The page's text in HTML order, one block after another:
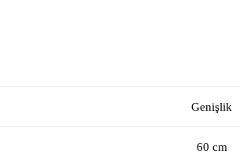
Genişlik
60 cm